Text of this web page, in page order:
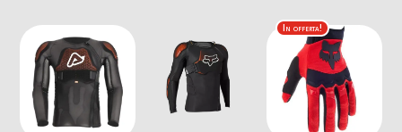
In offerta!